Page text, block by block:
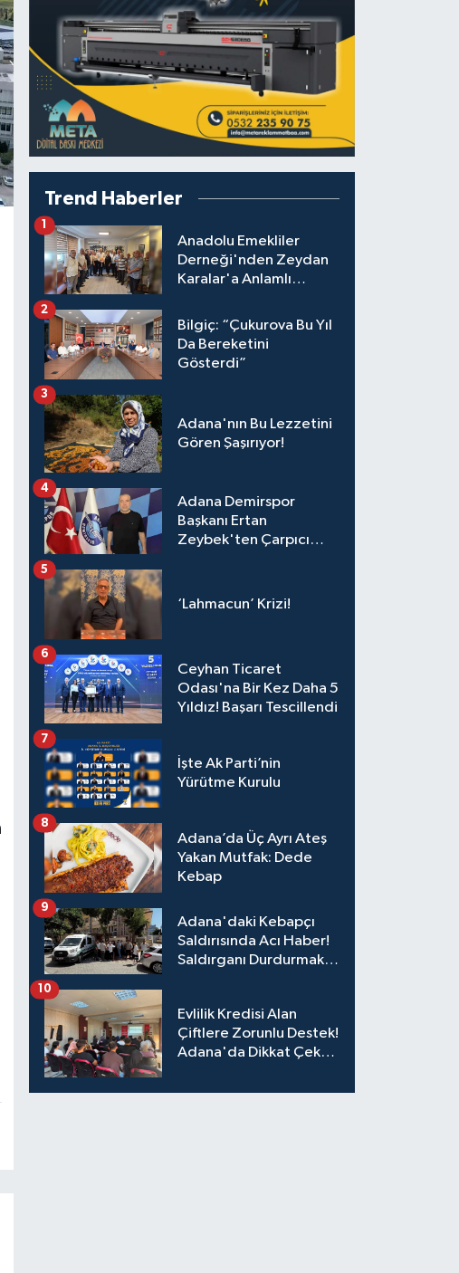
Trend Haberler
Anadolu Emekliler
Derneği'nden Zeydan
Karalar'a Anlamlı
1
Bilgiç: “Çukurova Bu Yıl
Da Bereketini
Gösterdi”
2
Adana'nın Bu Lezzetini
Gören Şaşırıyor!
3
Adana Demirspor
Başkanı Ertan
Zeybek'ten Çarpıcı
Sürer"
4
‘Lahmacun’ Krizi!
5
Ceyhan Ticaret
Odası'na Bir Kez Daha 5
Yıldız! Başarı Tescillendi
6
İşte Ak Parti’nin
Yürütme Kurulu
7
Adana’da Üç Ayrı Ateş
Yakan Mutfak: Dede
Kebap
8
Adana'daki Kebapçı
Saldırısında Acı Haber!
Saldırganı Durdurmak
9
Evlilik Kredisi Alan
Çiftlere Zorunlu Destek!
Adana'da Dikkat Çeken
10